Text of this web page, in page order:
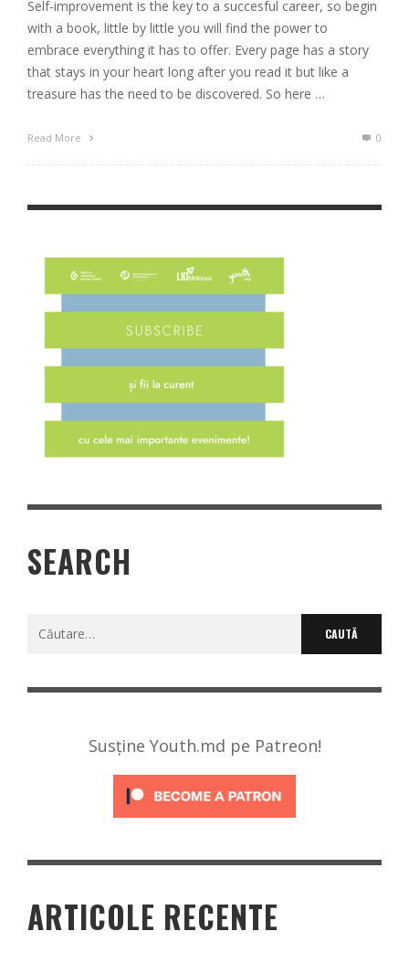
Self-improvement is the key to a succesful career, so begin
with a book, little by little you will find the power to
embrace everything it has to offer. Every page has a story
that stays in your heart long after you read it but like a
treasure has the need to be discovered. So here …
Read More 0
SEARCH
Caută
Susține Youth.md pe Patreon!
ARTICOLE RECENTE